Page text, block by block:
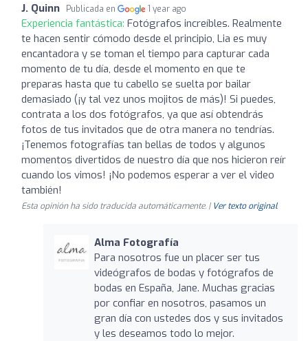
J. Quinn Publicada en 1 year ago
Experiencia fantástica: Fotógrafos increíbles. Realmente
te hacen sentir cómodo desde el principio, Lia es muy
encantadora y se toman el tiempo para capturar cada
momento de tu día, desde el momento en que te
preparas hasta que tu cabello se suelta por bailar
demasiado (¡y tal vez unos mojitos de más)! Si puedes,
contrata a los dos fotógrafos, ya que así obtendrás
fotos de tus invitados que de otra manera no tendrías.
¡Tenemos fotografías tan bellas de todos y algunos
momentos divertidos de nuestro día que nos hicieron reír
cuando los vimos! ¡No podemos esperar a ver el video
también!
Esta opinión ha sido traducida automáticamente. | Ver texto original
Alma Fotografía
Para nosotros fue un placer ser tus
videógrafos de bodas y fotógrafos de
bodas en España, Jane. Muchas gracias
por confiar en nosotros, pasamos un
gran día con ustedes dos y sus invitados
y les deseamos todo lo mejor.